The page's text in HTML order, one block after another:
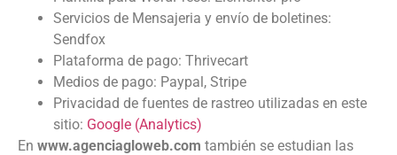
Servicios de Mensajeria y envío de boletines:
Sendfox
Plataforma de pago: Thrivecart
Medios de pago: Paypal, Stripe
Privacidad de fuentes de rastreo utilizadas en este
sitio: Google (Analytics)
En www.agenciagloweb.com también se estudian las